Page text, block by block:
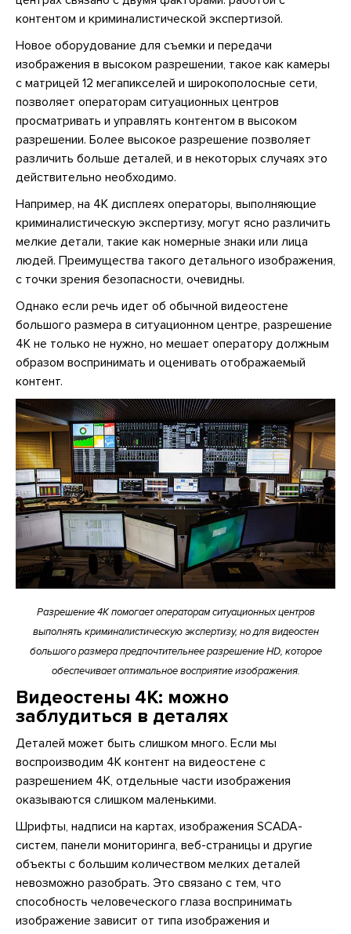
контентом и криминалистической экспертизой.
Новое оборудование для съемки и передачи
изображения в высоком разрешении, такое как камеры
с матрицей 12 мегапикселей и широкополосные сети,
позволяет операторам ситуационных центров
просматривать и управлять контентом в высоком
разрешении. Более высокое разрешение позволяет
различить больше деталей, и в некоторых случаях это
действительно необходимо.
Например, на 4К дисплеях операторы, выполняющие
криминалистическую экспертизу, могут ясно различить
мелкие детали, такие как номерные знаки или лица
людей. Преимущества такого детального изображения,
с точки зрения безопасности, очевидны.
Однако если речь идет об обычной видеостене
большого размера в ситуационном центре, разрешение
4К не только не нужно, но мешает оператору должным
образом воспринимать и оценивать отображаемый
контент.
Разрешение 4К помогает операторам ситуационных центров
выполнять криминалистическую экспертизу, но для видеостен
большого размера предпочтительнее разрешение HD, которое
обеспечивает оптимальное восприятие изображения.
Видеостены 4K: можно
заблудиться в деталях
Деталей может быть слишком много. Если мы
воспроизводим 4К контент на видеостене с
разрешением 4К, отдельные части изображения
оказываются слишком маленькими.
Шрифты, надписи на картах, изображения SCADA-
систем, панели мониторинга, веб-страницы и другие
объекты с большим количеством мелких деталей
невозможно разобрать. Это связано с тем, что
способность человеческого глаза воспринимать
изображение зависит от типа изображения и